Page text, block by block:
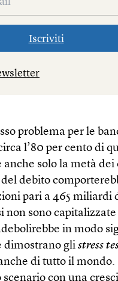
Iscriviti
problema per le
l’80 per cento di
anche solo la metà dei
debito
pari a 465 miliardi
non sono
in modo
dimostrano gli stress
di tutto il mondo.
con una